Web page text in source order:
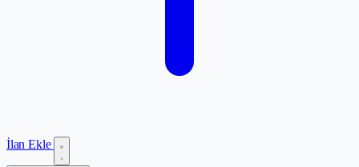
İlan Ekle